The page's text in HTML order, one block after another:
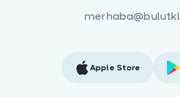
Apple Store